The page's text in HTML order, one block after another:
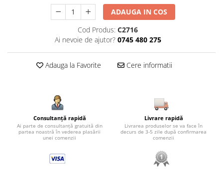
ADAUGA IN COS
Cod Produs: C2716
Ai nevoie de ajutor? 0745 480 275
Adauga la Favorite Cere informatii
Consultanță rapidă
Ai parte de consultanță gratuită din
partea noastră în vederea plasării
unei comenzii
Livrare rapidă
Livrarea produselor se va face în
decurs de 3-5 zile după confirmarea
comenzii